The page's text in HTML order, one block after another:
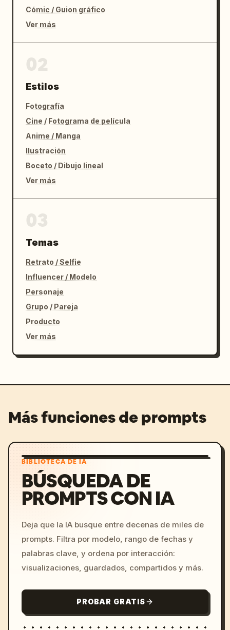
Cómic / Guion gráfico
Ver más
Estilos
Fotografía
Cine / Fotograma de película
Anime / Manga
Ilustración
Boceto / Dibujo lineal
Ver más
Temas
Retrato / Selfie
Influencer / Modelo
Personaje
Grupo / Pareja
Producto
Ver más
Más funciones de prompts
BIBLIOTECA DE IA
BÚSQUEDA DE
PROMPTS CON IA
Deja que la IA busque entre decenas de miles de
prompts. Filtra por modelo, rango de fechas y
palabras clave, y ordena por interacción:
visualizaciones, guardados, compartidos y más.
PROBAR GRATIS